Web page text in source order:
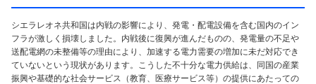
シエラレオネ共和国は内戦の影響により、発電・配電設備を含む国内のイン
フラが激しく損壊しました。内戦後に復興が進んだものの、発電量の不足や
送配電網の未整備等の理由により、加速する電力需要の増加に未だ対応でき
ていないという現状があります。こうした不十分な電力供給は、同国の産業
振興や基礎的な社会サービス（教育、医療サービス等）の提供にあたっての